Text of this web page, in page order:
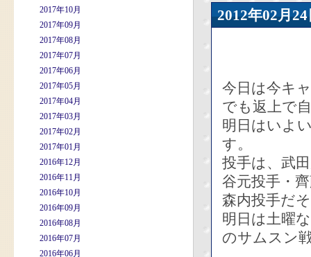
2017年10月
2017年09月
2017年08月
2017年07月
2017年06月
2017年05月
2017年04月
2017年03月
2017年02月
2017年01月
2016年12月
2016年11月
2016年10月
2016年09月
2016年08月
2016年07月
2016年06月
2012年02
今日は今キ
でも返上で
明日はいよ
す。
投手は、武
谷元投手・
森内投手だ
明日は土曜
のサムスン